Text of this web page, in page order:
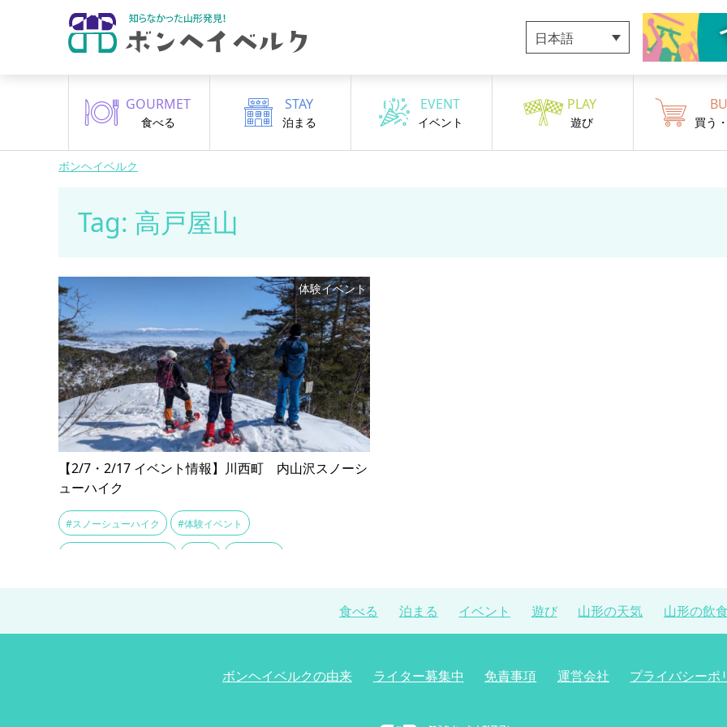
日本語
GOURMET
食べる
STAY
泊まる
EVENT
イベント
PLAY
遊び 買う
ボンヘイベルク
Tag: 高戸屋山
【2/7・2/17 イベント情報】川西町 内山沢スノーシ
ューハイク
体験イベント
#スノーシューハイク #体験イベント
食べる 泊まる イベント 遊び 山形の天気 山形の飲
ボンヘイベルクの由来 ライター募集中 免責事項 運営会社 プライバシーポ